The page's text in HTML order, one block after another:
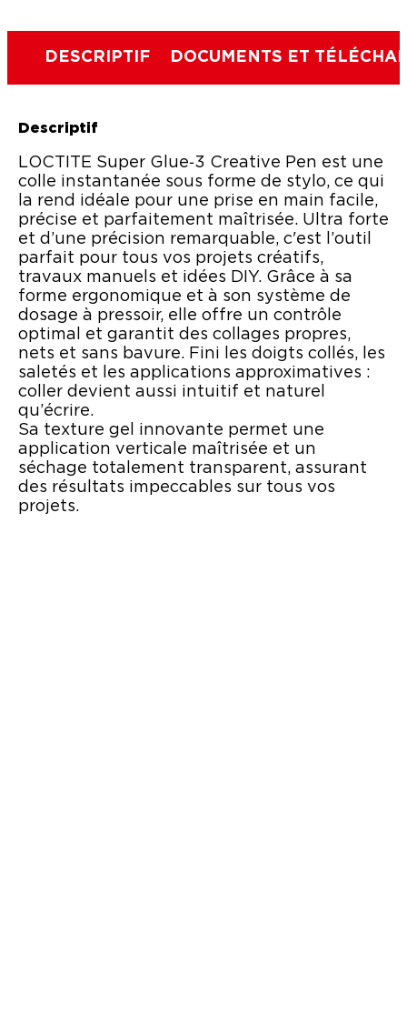
DESCRIPTIF DOCUMENTS ET
Descriptif
LOCTITE Super Glue‑3 Creative Pen est une
colle instantanée sous forme de stylo, ce qui
la rend idéale pour une prise en main facile,
précise et parfaitement maîtrisée. Ultra forte
et d’une précision remarquable, c'est l’outil
parfait pour tous vos projets créatifs,
travaux manuels et idées DIY. Grâce à sa
forme ergonomique et à son système de
dosage à pressoir, elle offre un contrôle
optimal et garantit des collages propres,
nets et sans bavure. Fini les doigts collés, les
saletés et les applications approximatives :
coller devient aussi intuitif et naturel
qu’écrire.
Sa texture gel innovante permet une
application verticale maîtrisée et un
séchage totalement transparent, assurant
des résultats impeccables sur tous vos
projets.